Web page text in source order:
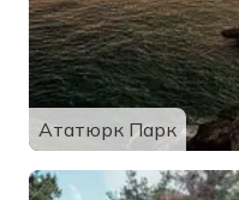
Ататюрк Парк